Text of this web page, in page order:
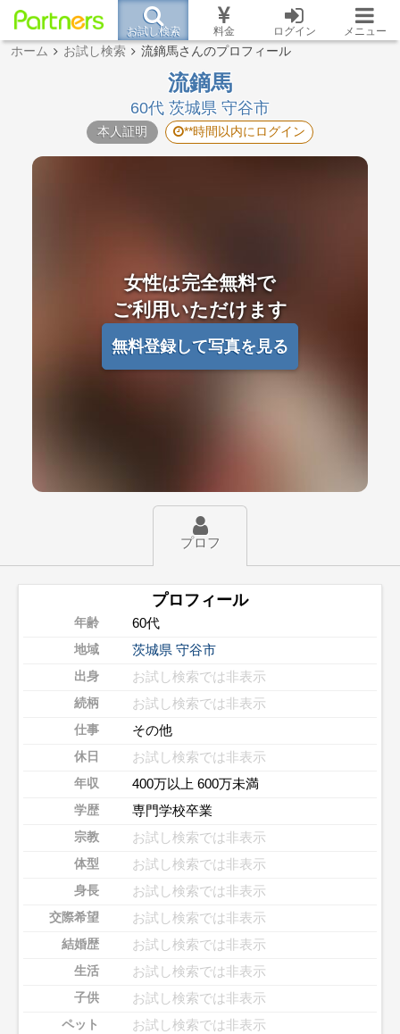
お試し検索 料金 ログイン メニュー
ホーム お試し検索 流鏑馬さんのプロフィール
流鏑馬
60代 茨城県 守谷市
本人証明 **時間以内にログイン
女性は完全無料で
ご利用いただけます
無料登録して写真を見る
プロフ
プロフィール
年齢 60代
地域 茨城県 守谷市
出身 お試し検索では非表示
続柄 お試し検索では非表示
仕事 その他
休日 お試し検索では非表示
年収 400万以上 600万未満
学歴 専門学校卒業
宗教 お試し検索では非表示
体型 お試し検索では非表示
身長 お試し検索では非表示
交際希望 お試し検索では非表示
結婚歴 お試し検索では非表示
生活 お試し検索では非表示
子供 お試し検索では非表示
ペット お試し検索では非表示